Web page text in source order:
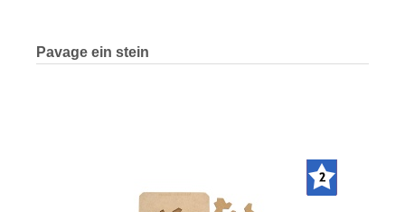
Pavage ein stein